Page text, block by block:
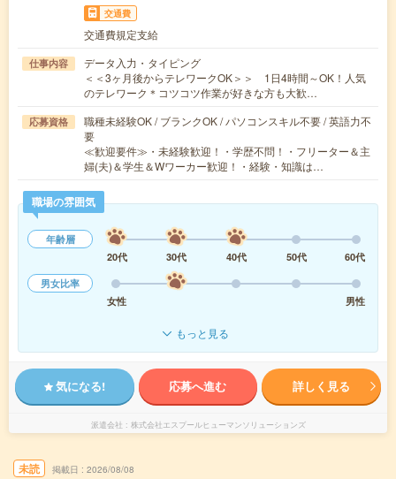
交通費
交通費規定支給
仕事内容
データ入力・タイピング
＜＜3ヶ月後からテレワークOK＞＞ 1日4時間～OK！人気
のテレワーク＊コツコツ作業が好きな方も大歓…
応募資格
職種未経験OK / ブランクOK / パソコンスキル不要 / 英語力不
要
≪歓迎要件≫・未経験歓迎！・学歴不問！・フリーター＆主
婦(夫)＆学生＆Wワーカー歓迎！・経験・知識は…
職場の雰囲気
年齢層
20代
30代 40代 50代
60代
男女比率
女性
男性
もっと見る
気になる! 応募へ進む 詳しく見る
派遣会社 株式会社エスプールヒューマンソリューションズ
未読 掲載日 2026/08/08